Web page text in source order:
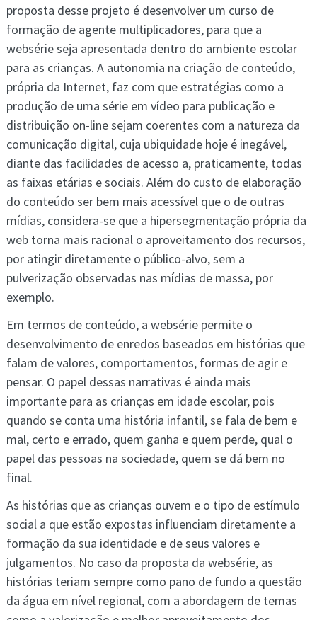
proposta desse projeto é desenvolver um curso de
formação de agente multiplicadores, para que a
websérie seja apresentada dentro do ambiente escolar
para as crianças. A autonomia na criação de conteúdo,
própria da Internet, faz com que estratégias como a
produção de uma série em vídeo para publicação e
distribuição on-line sejam coerentes com a natureza da
comunicação digital, cuja ubiquidade hoje é inegável,
diante das facilidades de acesso a, praticamente, todas
as faixas etárias e sociais. Além do custo de elaboração
do conteúdo ser bem mais acessível que o de outras
mídias, considera-se que a hipersegmentação própria da
web torna mais racional o aproveitamento dos recursos,
por atingir diretamente o público-alvo, sem a
pulverização observadas nas mídias de massa, por
exemplo.
Em termos de conteúdo, a websérie permite o
desenvolvimento de enredos baseados em histórias que
falam de valores, comportamentos, formas de agir e
pensar. O papel dessas narrativas é ainda mais
importante para as crianças em idade escolar, pois
quando se conta uma história infantil, se fala de bem e
mal, certo e errado, quem ganha e quem perde, qual o
papel das pessoas na sociedade, quem se dá bem no
final.
As histórias que as crianças ouvem e o tipo de estímulo
social a que estão expostas influenciam diretamente a
formação da sua identidade e de seus valores e
julgamentos. No caso da proposta da websérie, as
histórias teriam sempre como pano de fundo a questão
da água em nível regional, com a abordagem de temas